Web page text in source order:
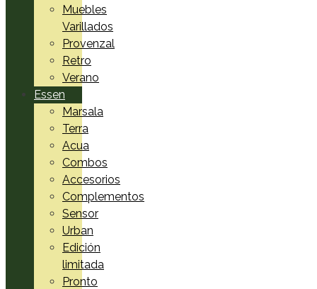
Muebles
Varillados
Provenzal
Retro
Verano
Essen
Marsala
Terra
Acua
Combos
Accesorios
Complementos
Sensor
Urban
Edición
limitada
Pronto